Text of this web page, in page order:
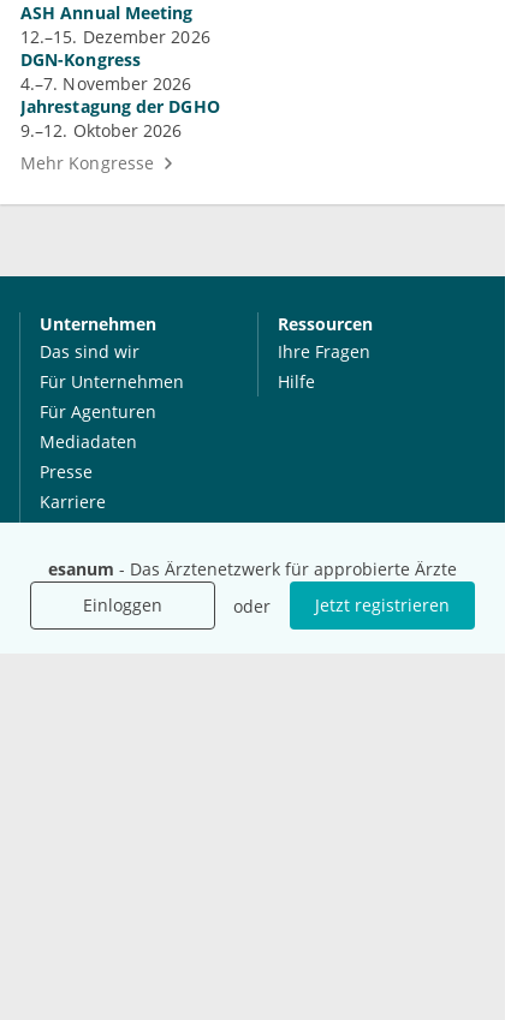
esanum - Das Ärztenetzwerk für approbierte Ärzte
Einloggen
oder Jetzt registrieren
ASH Annual Meeting
12.–15. Dezember 2026
DGN-Kongress
4.–7. November 2026
Jahrestagung der DGHO
9.–12. Oktober 2026
Mehr Kongresse
Unternehmen
Das sind wir
Für Unternehmen
Für Agenturen
Mediadaten
Presse
Karriere
Ressourcen
Ihre Fragen
Hilfe
International
esanum.it
Social Media
Youtube